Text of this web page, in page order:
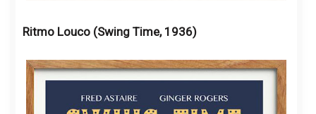
Ritmo Louco (Swing Time, 1936)